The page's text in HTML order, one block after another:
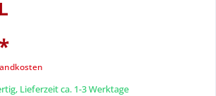
Lieferzeit ca. 1-3 Werktage